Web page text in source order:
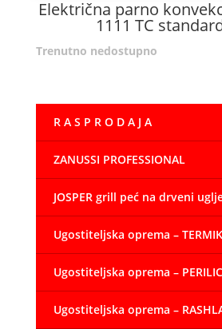
Električna parno
1111 TC
Trenutno nedostupno
R A S P R O D A J A
ZANUSSI PROFESSIONAL
JOSPER grill peć na drveni
Ugostiteljska oprema –
Ugostiteljska oprema –
Ugostiteljska oprema –